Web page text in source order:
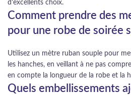
d’excellents choix.
Comment prendre des
pour une robe de soirée
Utilisez un mètre ruban souple pour
les hanches, en veillant à ne pas
en compte la longueur de la robe et la
Quels embellissements